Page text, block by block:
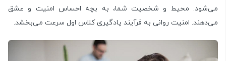
می‌شود. محیط و شخصیت شما، به بچه احساس امنیت و عشق
می‌دهند. امنیت روانی به فرآیند یادگیری کلاس اول سرعت می‌بخشد.